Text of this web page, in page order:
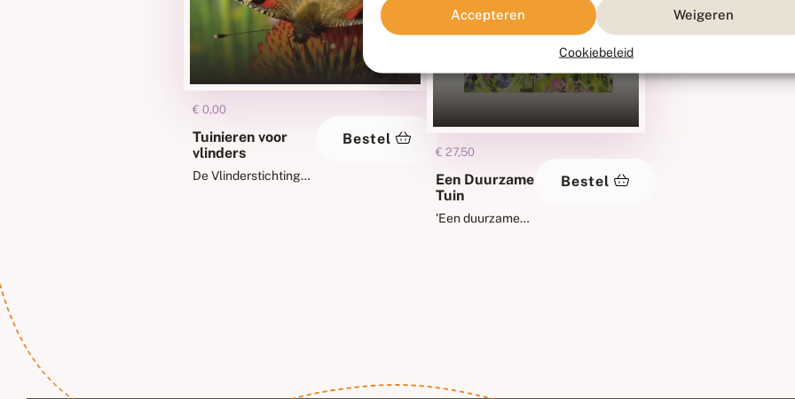
Accepteren Weigeren
Cookiebeleid
€ 0,00
Tuinieren voor
vlinders
De Vlinderstichting
Bestel
€ 27,50
Een Duurzame
Tuin
'Een duurzame
kunt maken voor
Bestel